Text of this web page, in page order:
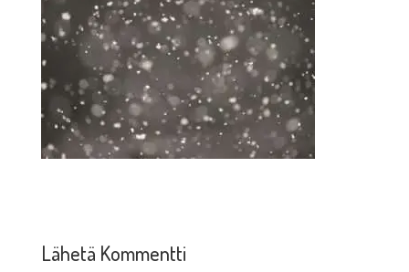
Lähetä Kommentti